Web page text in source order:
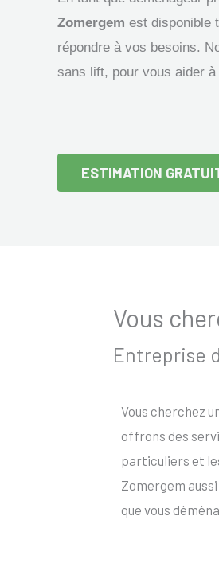
Zomergem est disponible
répondre à vos besoins.
sans lift, pour vous aider
ESTIMATION
Vous
Entreprise
Vous cherchez
offrons des
particuliers et
Zomergem
que vous